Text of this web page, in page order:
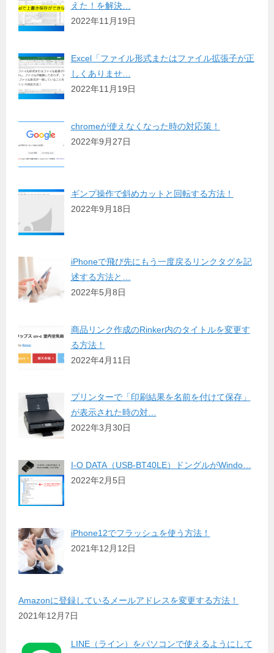
えた！を解決…
2022年11月19日
Excel「ファイル形式またはファイル拡張子が正
しくありませ…
2022年11月19日
chromeが使えなくなった時の対応策！
2022年9月27日
ギンプ操作で斜めカットと回転する方法！
2022年9月18日
iPhoneで飛び先にもう一度戻るリンクタグを記
述する方法と…
2022年5月8日
商品リンク作成のRinker内のタイトルを変更す
る方法！
2022年4月11日
プリンターで「印刷結果を名前を付けて保存」
が表示された時の対…
2022年3月30日
I-O DATA（USB-BT40LE）ドングルがWindo…
2022年2月5日
iPhone12でフラッシュを使う方法！
2021年12月12日
Amazonに登録しているメールアドレスを変更する方法！
2021年12月7日
LINE（ライン）をパソコンで使えるようにして